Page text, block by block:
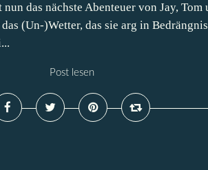
das nächste Abenteuer von Jay, Tom
(Un-)Wetter, das sie arg in
Post lesen